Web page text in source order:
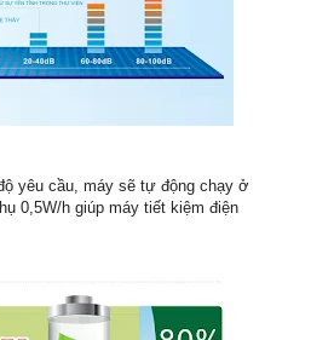
yêu cầu, máy sẽ tự động chạy ở
0,5W/h giúp máy tiết kiệm điện